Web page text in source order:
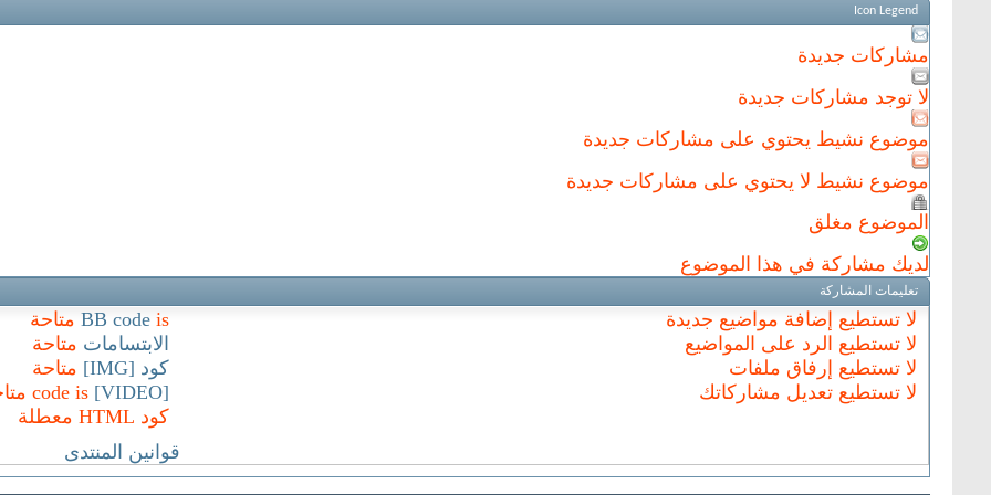
Icon Legend
مشاركات جديدة
لا توجد مشاركات جديدة
موضوع نشيط يحتوي على مشاركات جديدة
موضوع نشيط لا يحتوي على مشاركات جديدة
الموضوع مغلق
لديك مشاركة في هذا الموضوع
تعليمات المشاركة
لا تستطيع إضافة مواضيع جديدة
لا تستطيع الرد على المواضيع
لا تستطيع إرفاق ملفات
لا تستطيع تعديل مشاركاتك
BB codeis
متاحة
الابتسامات متاحة
كود [IMG]
متاحة
[VIDEO]
code is
كود HTML
معطلة
قوانين المنتدى